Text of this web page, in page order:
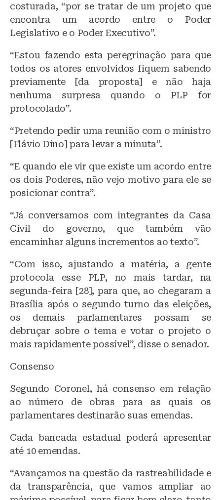
costurada, “por se tratar de um projeto que
encontra um acordo entre o Poder
Legislativo e o Poder Executivo”.
“Estou fazendo esta peregrinação para que
todos os atores envolvidos fiquem sabendo
previamente [da proposta] e não haja
nenhuma surpresa quando o PLP for
protocolado”.
“Pretendo pedir uma reunião com o ministro
[Flávio Dino] para levar a minuta”.
“E quando ele vir que existe um acordo entre
os dois Poderes, não vejo motivo para ele se
posicionar contra”.
“Já conversamos com integrantes da Casa
Civil do governo, que também vão
encaminhar alguns incrementos ao texto”.
“Com isso, ajustando a matéria, a gente
protocola esse PLP, no mais tardar, na
segunda-feira [28], para que, ao chegaram a
Brasília após o segundo turno das eleições,
os demais parlamentares possam se
debruçar sobre o tema e votar o projeto o
mais rapidamente possível”, disse o senador.
Consenso
Segundo Coronel, há consenso em relação
ao número de obras para as quais os
parlamentares destinarão suas emendas.
Cada bancada estadual poderá apresentar
até 10 emendas.
“Avançamos na questão da rastreabilidade e
da transparência, que vamos ampliar ao